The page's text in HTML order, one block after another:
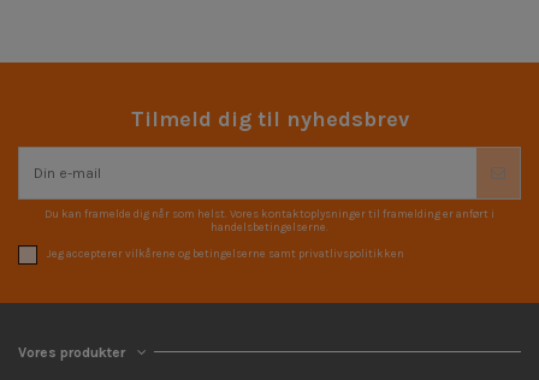
Tilmeld dig til nyhedsbrev
Du kan framelde dig når som helst. Vores kontaktoplysninger til framelding er anført i
handelsbetingelserne.
Jeg accepterer vilkårene og betingelserne samt privatlivspolitikken
Vores produkter